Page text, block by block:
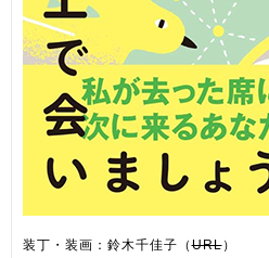
装丁・装画：鈴木千佳子（URL）